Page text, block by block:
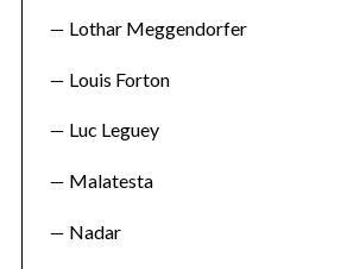
Lothar Meggendorfer
Louis Forton
Luc Leguey
Malatesta
Nadar